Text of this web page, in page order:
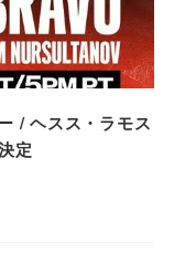
/ ヘスス・ラモス
定